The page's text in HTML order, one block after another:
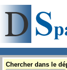
Chercher dans le